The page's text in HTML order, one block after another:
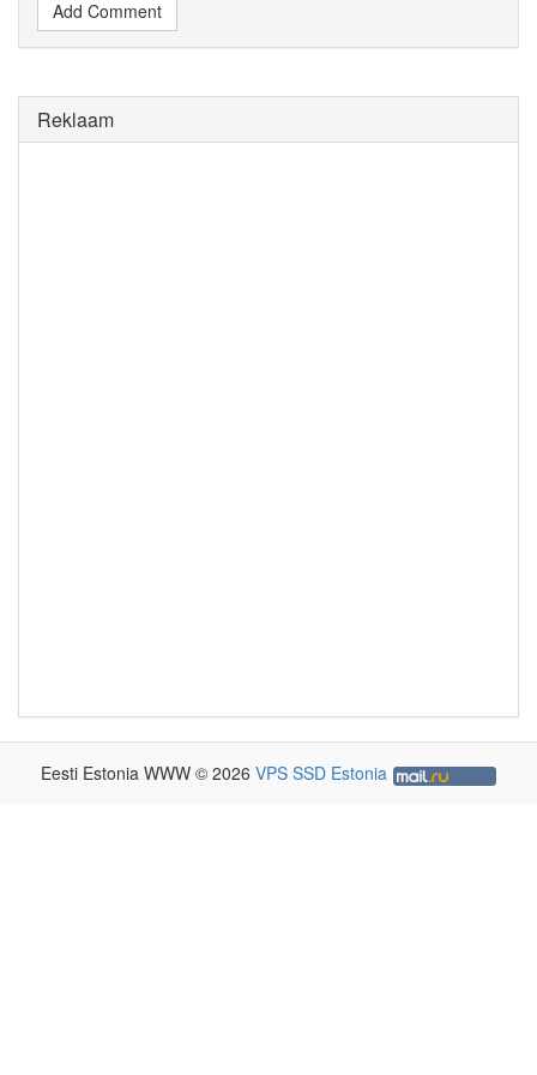
Add Comment
Reklaam
Eesti Estonia WWW © 2026 VPS SSD Estonia